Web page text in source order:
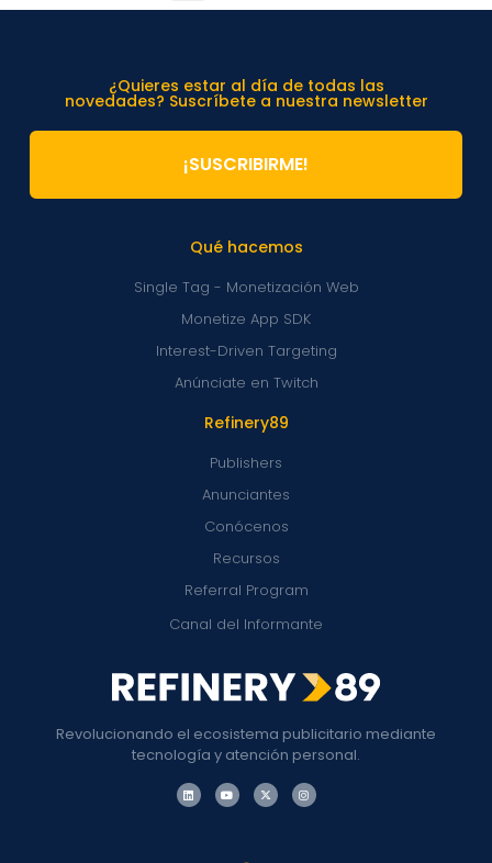
Revolucionando el ecosistema publicitario mediante
tecnología y atención personal.
Refinery89
Publishers
Anunciantes
Conócenos
Recursos
Referral Program
Canal del Informante
Qué hacemos
Single Tag - Monetización Web
Monetize App SDK
Interest-Driven Targeting
Anúnciate en Twitch
¿Quieres estar al día de todas las
novedades? Suscríbete a nuestra newsletter
¡SUSCRIBIRME!